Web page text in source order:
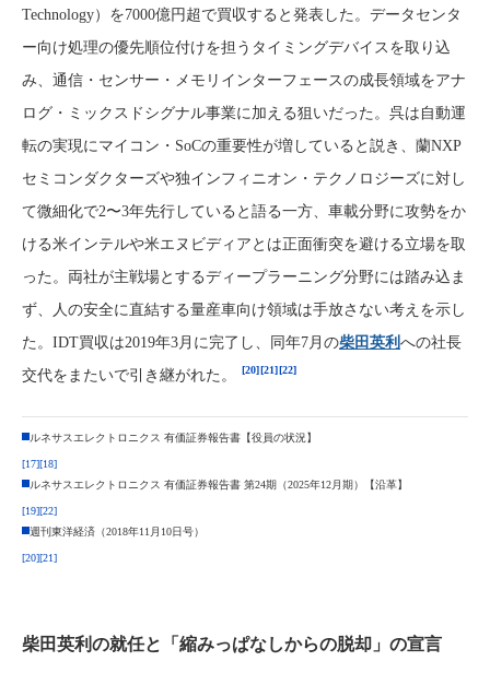
Technology）を7000億円超で買収すると発表した。データセンタ
ー向け処理の優先順位付けを担うタイミングデバイスを取り込
み、通信・センサー・メモリインターフェースの成長領域をアナ
ログ・ミックスドシグナル事業に加える狙いだった。呉は自動運
転の実現にマイコン・SoCの重要性が増していると説き、蘭NXP
セミコンダクターズや独インフィニオン・テクノロジーズに対し
て微細化で2〜3年先行していると語る一方、車載分野に攻勢をか
ける米インテルや米エヌビディアとは正面衝突を避ける立場を取
った。両社が主戦場とするディープラーニング分野には踏み込ま
ず、人の安全に直結する量産車向け領域は手放さない考えを示し
た。IDT買収は2019年3月に完了し、同年7月の柴田英利 への社長
交代をまたいで引き継がれた。
[20] [21] [22]
ルネサスエレクトロニクス 有価証券報告書【役員の状況】
[17][18]
ルネサスエレクトロニクス 有価証券報告書 第24期（2025年12月期）【沿革】
[19][22]
週刊東洋経済（2018年11月10日号）
[20][21]
柴田英利の就任と「縮みっぱなしからの脱却」の宣言